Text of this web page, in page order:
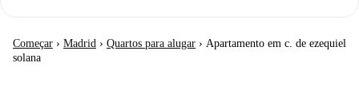
Começar › Madrid › Quartos para alugar › Apartamento em c. de ezequiel
solana